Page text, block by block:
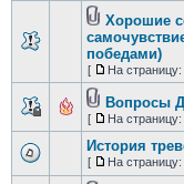
Хорошие
победами)
[ На страницу:
Вопросы
[ На страницу:
История
[ На страницу: